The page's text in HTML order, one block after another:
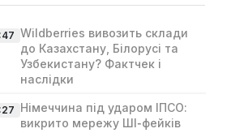
Wildberries вивозить склади
до Казахстану, Білорусі та
Узбекистану? Фактчек і
наслідки
Німеччина під ударом ІПСО:
викрито мережу ШІ‑фейків